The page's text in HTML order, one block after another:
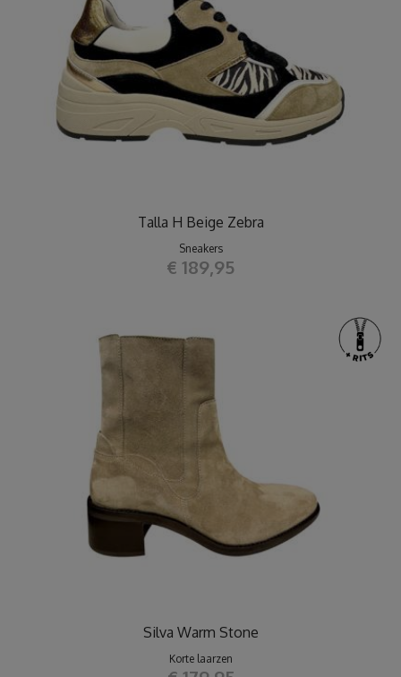
Talla H Beige Zebra
Sneakers
€ 189,95
Silva Warm Stone
Korte laarzen